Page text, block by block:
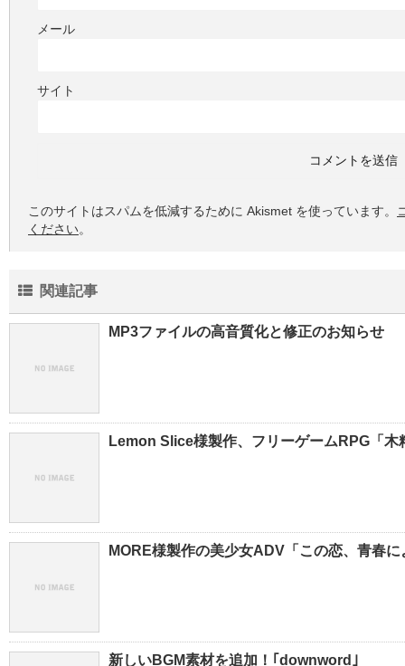
メール
サイト
このサイトはスパムを低減するために Akismet を使っています。
ください。
関連記事
MP3ファイルの高音質化と修正のお知らせ
Lemon Slice様製作、フリーゲームRPG「
MORE様製作の美少女ADV「この恋、青春
新しいBGM素材を追加！｢downword｣